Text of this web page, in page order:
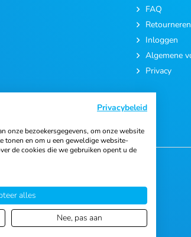
FAQ
Retourneren
Inloggen
Algemene
Privacy
B.V.
Privacybeleid
onze bezoekersgegevens, om onze website
tonen en om u een geweldige website-
de cookies die we gebruiken opent u de
alles
Nee, pas aan